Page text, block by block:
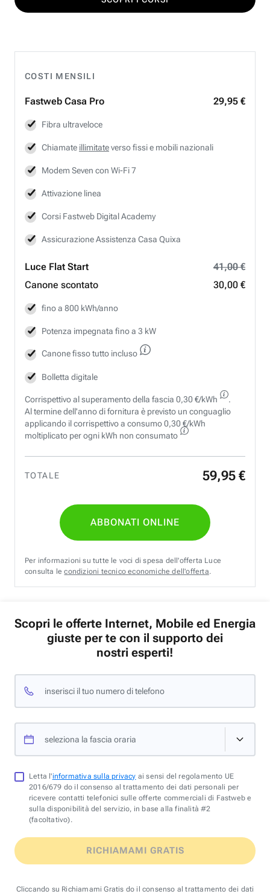
COSTI MENSILI
Fastweb Casa Pro 29,95 €
Fibra ultraveloce
Chiamate illimitateverso fissi e mobili nazionali
Modem Seven con Wi-Fi 7
Attivazione linea
Corsi Fastweb Digital Academy
Assicurazione Assistenza Casa Quixa
Luce Flat Start
41,00 €
Canone scontato
30,00 €
fino a 800 kWh/anno
Potenza impegnata fino a 3 kW
Canone fisso tutto incluso
Bolletta digitale
Corrispettivo al superamento della fascia 0,30 €/kWh
.
Al termine dell'anno di fornitura è previsto un conguaglio
applicando il corrispettivo a consumo 0,30 €/kWh
moltiplicato per ogni kWh non consumato
TOTALE 59,95 €
ABBONATI ONLINE
Per informazioni su tutte le voci di spesa dell'offerta Luce
consulta lecondizioni tecnico economiche dell'offerta.
Scopri le offerte Internet, Mobile ed Energia
giuste per te con il supporto dei
nostri esperti!
inserisci il tuo numero di telefono
seleziona la fascia oraria
Letta l'informativa sulla privacy ai sensi del regolamento UE
2016/679 do il consenso al trattamento dei dati personali per
ricevere contatti telefonici sulle offerte commerciali di Fastweb e
sulla disponibilità del servizio, in base alla finalità #2
(facoltativo).
RICHIAMAMI GRATIS
Cliccando su Richiamami Gratis do il consenso al trattamento dei dati